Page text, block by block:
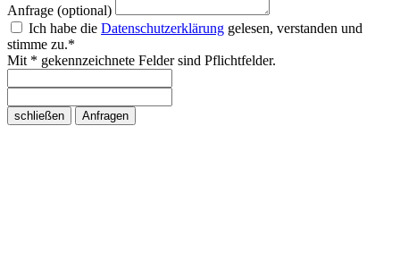
Anfrage (optional)
Ich habe die Datenschutzerklärung gelesen, verstanden und
stimme zu.*
Mit * gekennzeichnete Felder sind Pflichtfelder.
schließen Anfragen